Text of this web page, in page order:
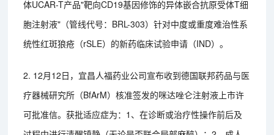
体UCAR-T产品"靶向CD19基因修饰的异体嵌合抗原受体T细
胞注射液"（管线代号：BRL-303）针对中度或重度难治性系
统性红斑狼疮（rSLE）的新药临床试验申请（IND）。
2. 12月12日，宜昌人福药业公司宣布收到德国联邦药品与医
疗器械研究所（BfArM）核准签发的咪达唑仑注射液上市许
可批准信。获批适应症为：1、在诊断或治疗性操作前后及